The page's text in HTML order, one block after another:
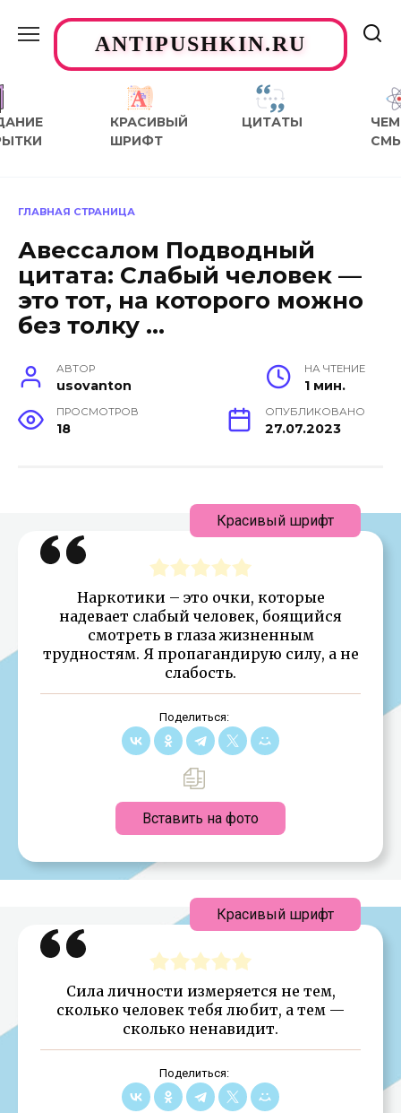
содержаниюANTIPUSHKIN.RU
КРАСИВЫЙ
ШРИФТ
ЦИТАТЫ
ЧЕМ
ГЛАВНАЯ СТРАНИЦА
Авессалом Подводный
цитата: Слабый человек —
это тот, на которого можно
без толку …
АВТОР
usovanton
НА ЧТЕНИЕ
1 мин.
ПРОСМОТРОВ
18
ОПУБЛИКОВАНО
27.07.2023
Наркотики – это очки, которые
надевает слабый человек, боящийся
смотреть в глаза жизненным
трудностям. Я пропагандирую силу, а не
слабость.
Поделиться:
Вставить на фото
Красивый шрифт
Сила личности измеряется не тем,
сколько человек тебя любит, а тем —
сколько ненавидит.
Поделиться:
Красивый шрифт